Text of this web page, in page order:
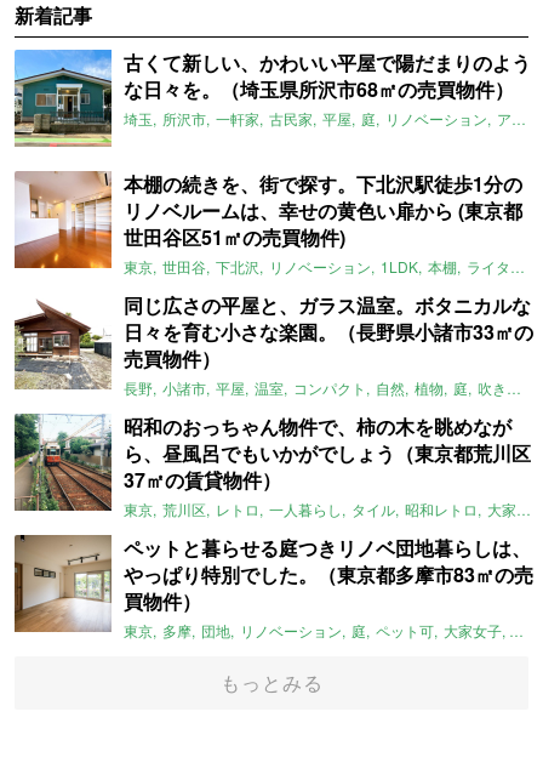
新着記事
古くて新しい、かわいい平屋で陽だまりのよう
な日々を。（埼玉県所沢市68㎡の売買物件）
埼玉 所沢市 一軒家 古民家 平屋 庭 リノベーション アメリカンハウス
本棚の続きを、街で探す。下北沢駅徒歩1分の
リノベルームは、幸せの黄色い扉から (東京都
世田谷区51㎡の売買物件)
東京 世田谷 下北沢 リノベーション 1LDK 本棚 ライター：ほしりょうこ
同じ広さの平屋と、ガラス温室。ボタニカルな
日々を育む小さな楽園。（長野県小諸市33㎡の
売買物件）
長野 小諸市 平屋 温室 コンパクト 自然 植物 庭 吹き抜け
昭和のおっちゃん物件で、柿の木を眺めなが
ら、昼風呂でもいかがでしょう（東京都荒川区
37㎡の賃貸物件）
東京 荒川区 レトロ 一人暮らし タイル 昭和レトロ 大家女子
ペットと暮らせる庭つきリノベ団地暮らしは、
やっぱり特別でした。（東京都多摩市83㎡の売
買物件）
東京 多摩 団地 リノベーション 庭 ペット可 大家女子 団
もっとみる